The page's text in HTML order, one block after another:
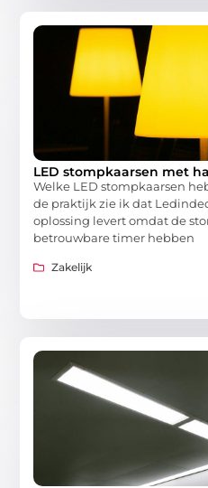
LED stompkaarsen met
Welke LED stompkaarsen
de praktijk zie ik dat
oplossing levert omdat de
betrouwbare timer hebben
Zakelijk